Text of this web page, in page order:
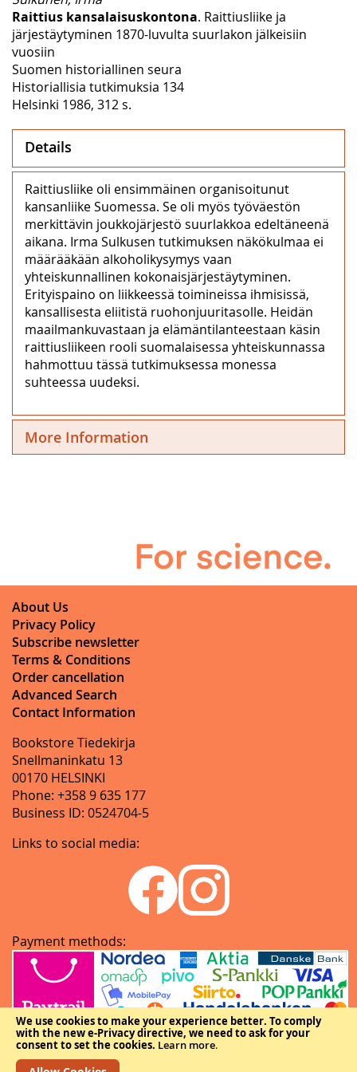
We use cookies to make your experience better. To comply
with the new e-Privacy directive, we need to ask for your
consent to set the cookies. Learn more.
Raittius kansalaisuskontona. Raittiusliike ja
järjestäytyminen 1870-luvulta suurlakon jälkeisiin
vuosiin
Suomen historiallinen seura
Historiallisia tutkimuksia 134
Helsinki 1986, 312 s.
Details
Raittiusliike oli ensimmäinen organisoitunut
kansanliike Suomessa. Se oli myös työväestön
merkittävin joukkojärjestö suurlakkoa edeltäneenä
aikana. Irma Sulkusen tutkimuksen näkökulmaa ei
määrääkään alkoholikysymys vaan
yhteiskunnallinen kokonaisjärjestäytyminen.
Erityispaino on liikkeessä toimineissa ihmisissä,
kansallisesta eliitistä ruohonjuuritasolle. Heidän
maailmankuvastaan ja elämäntilanteestaan käsin
raittiusliikeen rooli suomalaisessa yhteiskunnassa
hahmottuu tässä tutkimuksessa monessa
suhteessa uudeksi.
More Information
About Us
Privacy Policy
Subscribe newsletter
Terms & Conditions
Order cancellation
Advanced Search
Contact Information
Bookstore Tiedekirja
Snellmaninkatu 13
00170 HELSINKI
Phone: +358 9 635 177
Business ID: 0524704-5
Links to social media:
Payment methods: